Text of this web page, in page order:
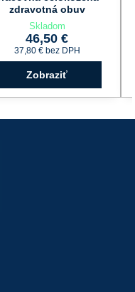
zdravotná obuv
Skladom
46,50 €
37,80 € bez DPH
Zobraziť